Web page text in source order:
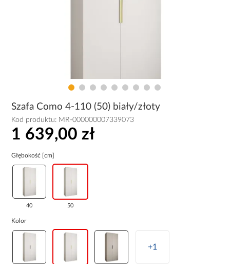
Szafa Como 4-110 (50) biały/złoty
Kod produktu: MR-000000007339073
1 639,00 zł
Głębokość [cm]
40 50
Kolor
+1